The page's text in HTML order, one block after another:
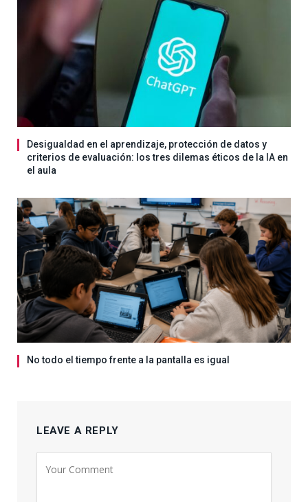
Desigualdad en el aprendizaje, protección de datos y
criterios de evaluación: los tres dilemas éticos de la IA en
el aula
No todo el tiempo frente a la pantalla es igual
LEAVE A REPLY